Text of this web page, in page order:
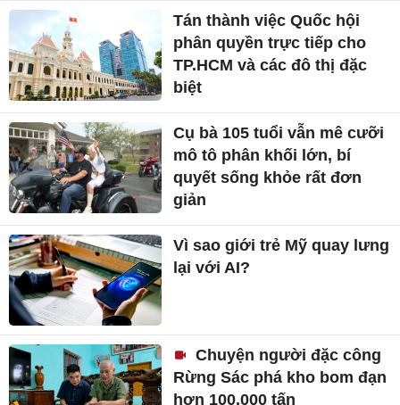
Tán thành việc Quốc hội
phân quyền trực tiếp cho
TP.HCM và các đô thị đặc
biệt
Cụ bà 105 tuổi vẫn mê cưỡi
mô tô phân khối lớn, bí
quyết sống khỏe rất đơn
giản
Vì sao giới trẻ Mỹ quay lưng
lại với AI?
Chuyện người đặc công
Rừng Sác phá kho bom đạn
hơn 100.000 tấn